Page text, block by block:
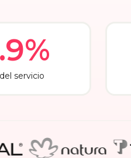
servicio